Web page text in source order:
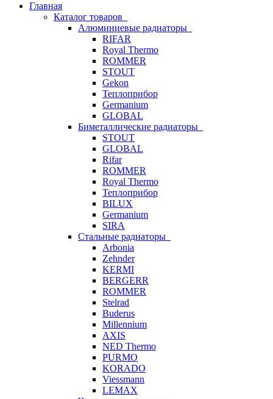
Главная
Каталог товаров
Алюминиевые радиаторы
RIFAR
Royal Thermo
ROMMER
STOUT
Gekon
Теплоприбор
Germanium
GLOBAL
Биметаллические радиаторы
STOUT
GLOBAL
Rifar
ROMMER
Royal Thermo
Теплоприбор
BILUX
Germanium
SIRA
Стальные радиаторы
Arbonia
Zehnder
KERMI
BERGERR
ROMMER
Stelrad
Buderus
Millennium
AXIS
NED Thermo
PURMO
KORADO
Viessmann
LEMAX